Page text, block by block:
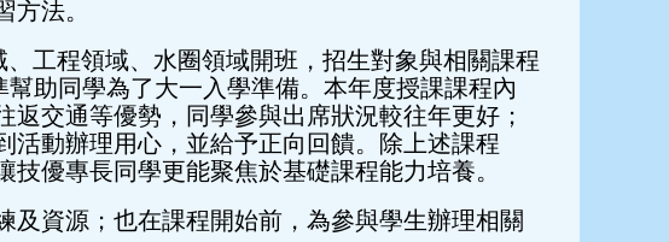
法。
工程領域、水圈領域開班，招生對象與相關課程
助同學為了大一入學準備。本年度授課課程內
交通等優勢，同學參與出席狀況較往年更好；
活動辦理用心，並給予正向回饋。除上述課程
優專長同學更能聚焦於基礎課程能力培養。
資源；也在課程開始前，為參與學生辦理相關